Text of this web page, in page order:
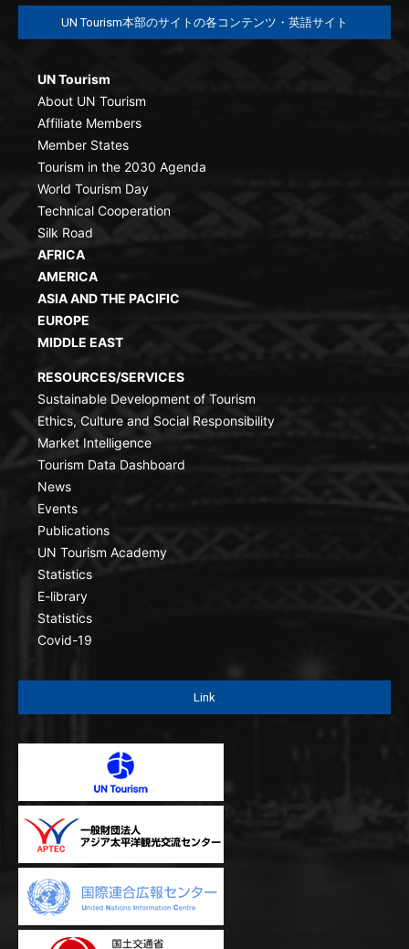
UN Tourism本部のサイトの各コンテンツ・英語サイト
UN Tourism
About UN Tourism
Affiliate Members
Member States
Tourism in the 2030 Agenda
World Tourism Day
Technical Cooperation
Silk Road
AFRICA
AMERICA
ASIA AND THE PACIFIC
EUROPE
MIDDLE EAST
RESOURCES/SERVICES
Sustainable Development of Tourism
Ethics, Culture and Social Responsibility
Market Intelligence
Tourism Data Dashboard
News
Events
Publications
UN Tourism Academy
Statistics
E-library
Statistics
Covid-19
Link